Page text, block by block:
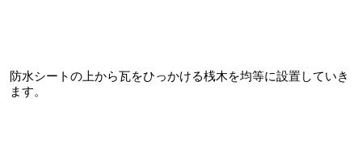
防水シートの上から瓦をひっかける桟木を均等に設置していき
ます。